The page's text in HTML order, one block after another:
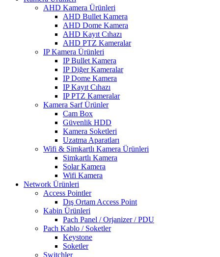
AHD Kamera Ürünleri
AHD Bullet Kamera
AHD Dome Kamera
AHD Kayıt Cıhazı
AHD PTZ Kameralar
IP Kamera Ürünleri
IP Bullet Kamera
IP Diğer Kameralar
IP Dome Kamera
IP Kayıt Cıhazı
IP PTZ Kameralar
Kamera Sarf Ürünler
Cam Box
Güvenlik HDD
Kamera Soketleri
Uzatma Aparatları
Wifi & Simkartlı Kamera Ürünleri
Simkartlı Kamera
Solar Kamera
Wifi Kamera
Network Ürünleri
Access Pointler
Dış Ortam Access Point
Kabin Ürünleri
Pach Panel / Orjanizer / PDU
Pach Kablo / Soketler
Keystone
Soketler
Switchler